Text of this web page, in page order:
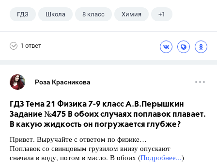
ГДЗ Школа 8 класс Химия +1
1 ответ
Роза Красникова
ГДЗ Тема 21 Физика 7-9 класс А.В.Перышкин
Задание №475 В обоих случаях поплавок плавает.
В какую жидкость он погружается глубже?
Привет. Выручайте с ответом по физике…
Поплавок со свинцовым грузилом внизу опускают
сначала в воду, потом в масло. В обоих (Подробнее...)